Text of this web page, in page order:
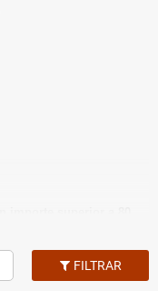
FILTRAR